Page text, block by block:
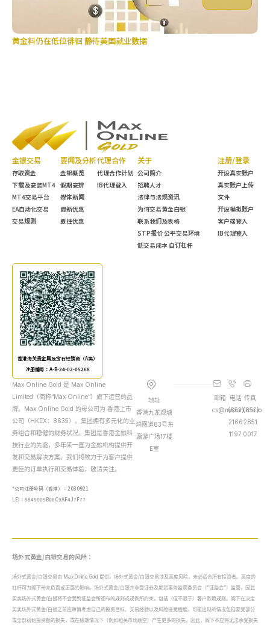
黄金料仍在低位徘徊 静待美国就业数据
金银交易
存取资金
下载及安装MT4
MT4交易平台
EA自动化交易
交易规则
要闻及分析
金银概览
假期安排
媒体新闻
最新优惠
既往优惠
代理合作
代理合作计划
IB代理登入
关于
公司简介
招聘人才
法律与法规资讯
为何交易黄金白银
联系我们及表格
STP报价 公平交易环境
低交易成本 自订杠杆
注册/登录
开设真实账户
真实账户上传
文件
开设模拟账户
客户端登入
IB代理登入
香港海关贵金属及宝石经销商（A类）
注册编号：A-B-24-02-05268
Max Online Gold 是 Max Online
Limited（简称“Max Online”）旗下运营的品
牌。Max Online Gold 的母公司为 香港上市
公司（HKEX：8635）。集团拥有多元化的业
务组合和稳健的财务状况。集团是香港金融科
技行业的先驱，多年来一直为金融机构提供开
发和交易解决方案。我们将致力于为客户提供
更佳的订单执行和交易体验，敬请关注。
*公司注册号码（香港）：2030921
LEI：9845005B08C9AF4J7F77
地址
香港九龙观塘
鸿图道83号东
瀛游广场17楼
E室
邮箱
cs@maxonline.io
电话
(852)
2166
1197
传真
(852)
2851
0017
场外式黄金/白银交易的风险：
场外式黄金/白银交易由 Max Online Gold 提供。场外式黄金/白银交易涉及高度风险，未必适合所有投资者。高度的
杠杆可为阁下带来负面或正面的影响。场外式黄金/白银并非受证券及期货事务监察委员会（“证监会”）监管，因此
买卖场外式黄金/白银将不会受到证监会所颁布的规则或规例所约束，包括（但不限于）客户款项规则。阁下在决定
买卖场外式黄金/白银之前应审慎考虑自己的投资目标、交易经验以及风险接受程度。可能出现的情况包括蒙受部分
或全部初始投资额的损失，或在极端情况下（例如相关市场跳空）产生更多的损失。因此，阁下不应将无法承受损失